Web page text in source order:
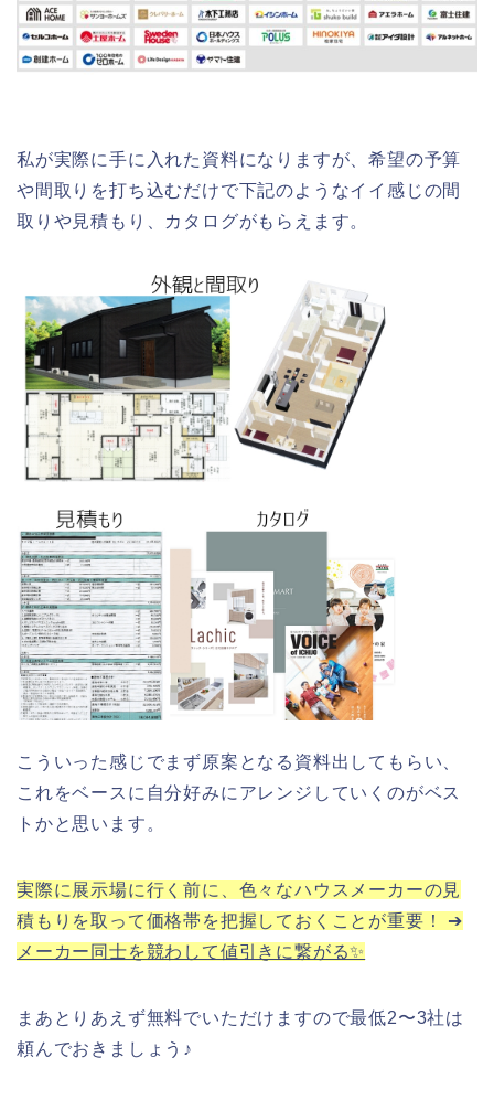
私が実際に手に入れた資料になりますが、希望の予算
や間取りを打ち込むだけで下記のようなイイ感じの間
取りや見積もり、カタログがもらえます。
こういった感じでまず原案となる資料出してもらい、
これをベースに自分好みにアレンジしていくのがベス
トかと思います。
実際に展示場に行く前に、色々なハウスメーカーの見
積もりを取って価格帯を把握しておくことが重要！ ➔
メーカー同士を競わして値引きに繋がる✨
まあとりあえず無料でいただけますので最低2〜3社は
頼んでおきましょう♪